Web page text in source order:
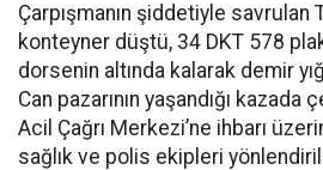
Çarpışmanın şiddetiyle savrulan
konteyner düştü, 34 DKT 578
dorsenin altında kalarak demir
Can pazarının yaşandığı
Acil Çağrı Merkezi’ne ihbarı
sağlık ve polis ekipleri